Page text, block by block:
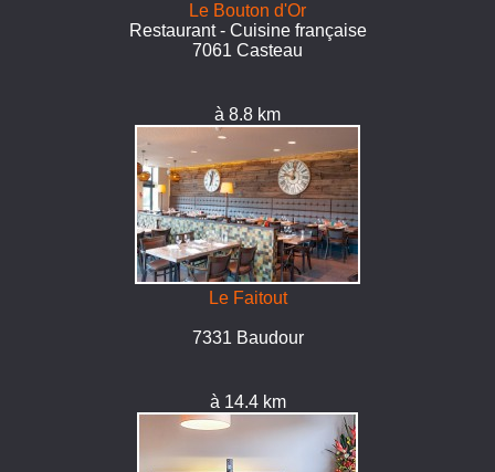
Le Bouton d'Or
Restaurant - Cuisine française
7061 Casteau
à 8.8 km
Le Faitout
7331 Baudour
à 14.4 km